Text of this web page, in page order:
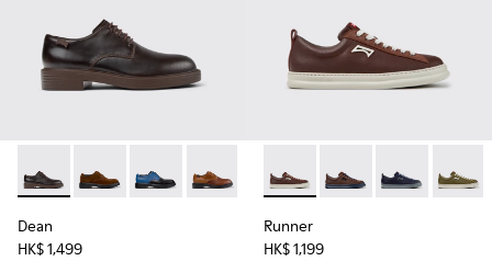
Dean - K100979-002 - 男裝啡色皮鞋。
Dean - K100979-027 - 男裝啡色麂皮鞋。
Dean - K100979-026
Dean - K100979-025 - 男裝啡色皮鞋。
Dean - K100979-022
Dean - K100979-020
Dean - K100979-
Dean -
Dean
HK$ 1,499
Runner - K101052-015 - 男
Runner - K101052-
Runner -
Runner
HK$ 1,199